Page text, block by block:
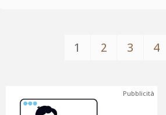
1 2 3 4
Pubblicità